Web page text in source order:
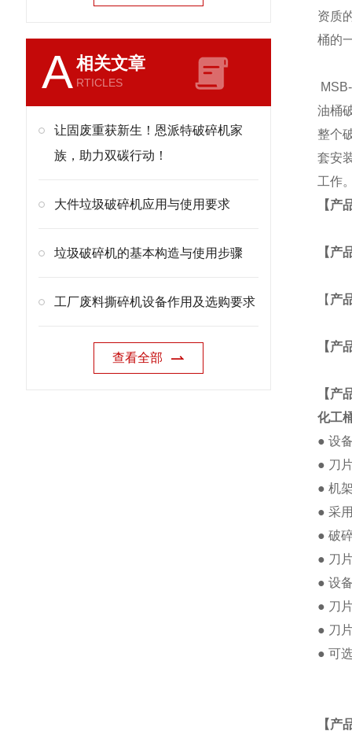
A相关文章
RTICLES
让固废重获新生！恩派特破碎机家
族，助力双碳行动！
大件垃圾破碎机应用与使用要求
垃圾破碎机的基本构造与使用步骤
工厂废料撕碎机设备作用及选购要求
查看全部
资质
桶的
油桶
整个
套安
工作
【产
【产
【 产
【产
【产
化工
● 设
● 刀
● 机
● 采
● 破
● 刀
● 设
● 刀
● 刀
● 可
【产